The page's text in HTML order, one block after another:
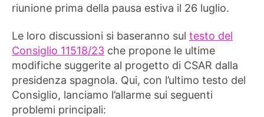
riunione prima della pausa estiva il 26 luglio.
Le loro discussioni si baseranno sul testo del
Consiglio 11518/23 che propone le ultime
modifiche suggerite al progetto di CSAR dalla
presidenza spagnola. Qui, con l’ultimo testo del
Consiglio, lanciamo l’allarme sui seguenti
problemi principali: